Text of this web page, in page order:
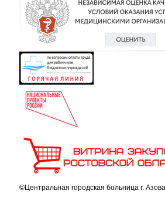
©Центральная городская больница г. Азова